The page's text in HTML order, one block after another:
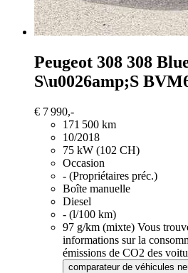
Peugeot 308 308
S\u0026amp;S
€ 7 990,-
171 500 km
10/2018
75 kW (102 CH)
Occasion
- (Propriétaires préc.)
Boîte manuelle
Diesel
- (l/100 km)
97 g/km (mixte) Vous
informations sur la
émissions de CO2 des
comparateur de véhicules